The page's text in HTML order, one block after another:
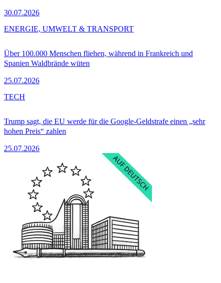
30.07.2026
Über 100.000 Menschen fliehen, während in Frankreich und
Spanien Waldbrände wüten
25.07.2026
ENERGIE, UMWELT & TRANSPORT
Trump sagt, die EU werde für die Google-Geldstrafe einen „sehr
hohen Preis“ zahlen
25.07.2026
TECH